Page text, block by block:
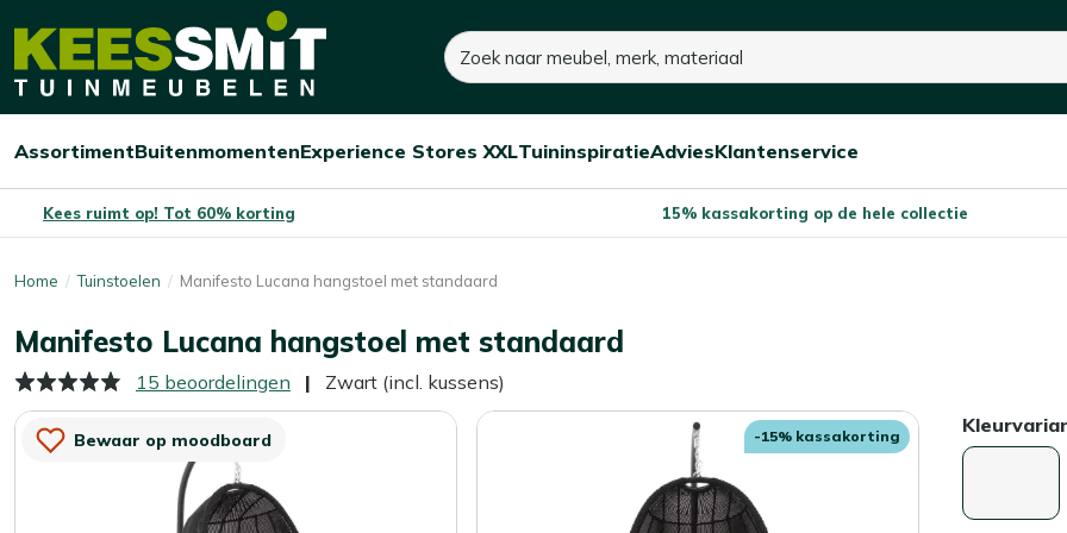
Kees
Tuinmeubelen
Zoeken
Open/sluit
Assortiment
Open/sluit
Buitenmomenten
Open/sluit
Experience Stores XXL
Open/sluit
Tuininspiratie
Open/sluit
Advies
Open/sluit
Klantenservice
Kees ruimt op! Tot 60% korting 15% kassakorting op de hele collectie
Home Tuinstoelen Manifesto Lucana hangstoel met standaard
Manifesto Lucana hangstoel met standaard
Zwart (incl. kussens)
15 beoordelingen
Bewaar op moodboard -15% kassakorting
555,- 680,-
Je bespaart:125,- (-18%)